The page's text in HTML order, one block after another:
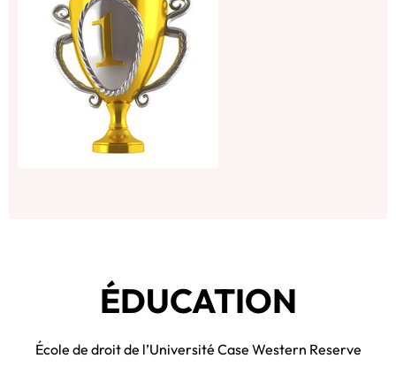
ÉDUCATION
École de droit de l’Université Case Western Reserve